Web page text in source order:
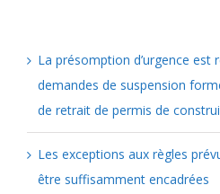
La présomption d’urgence est
demandes de suspension
de retrait de permis de
Les exceptions aux règles
être suffisamment encadrées